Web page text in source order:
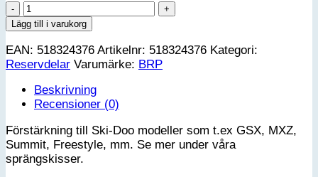
518324376
LH
Handle
Support
mängd
Lägg till i varukorg
EAN: 518324376 Artikelnr: 518324376 Kategori:
Reservdelar Varumärke: BRP
Beskrivning
Recensioner (0)
Förstärkning till Ski-Doo modeller som t.ex GSX, MXZ,
Summit, Freestyle, mm. Se mer under våra
sprängskisser.